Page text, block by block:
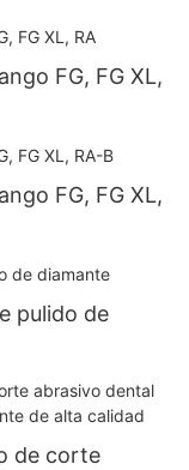
FG, FG XL,
FG, FG XL,
pulido de
de corte